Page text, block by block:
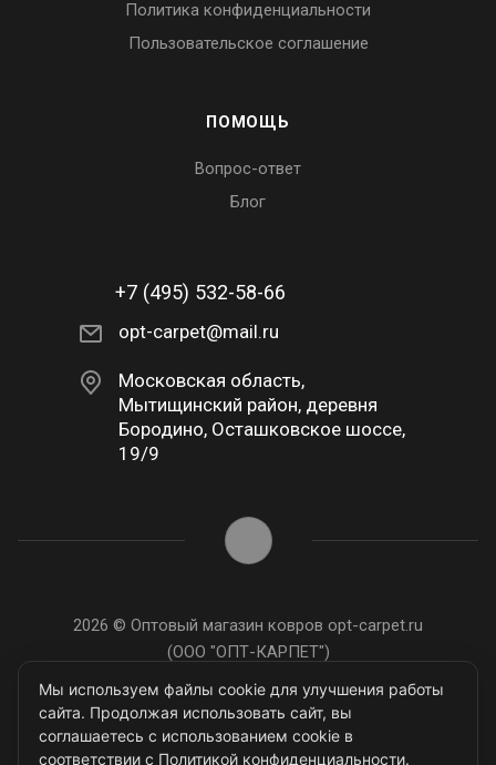
Политика конфиденциальности
Пользовательское соглашение
ПОМОЩЬ
Вопрос-ответ
Блог
+7 (495) 532-58-66
opt-carpet@mail.ru
Московская область,
Мытищинский район, деревня
Бородино, Осташковское шоссе,
19/9
2026 © Оптовый магазин ковров opt-carpet.ru
(ООО "ОПТ-КАРПЕТ")
ИНН: 7743907105
Мы используем файлы cookie для улучшения работы
сайта. Продолжая использовать сайт, вы
соглашаетесь с использованием cookie в
соответствии с Политикой конфиденциальности.